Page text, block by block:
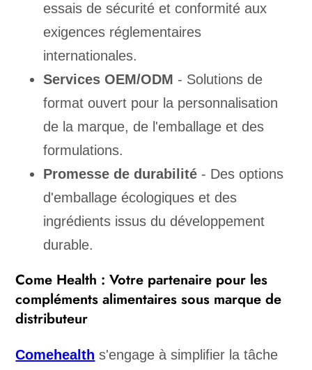
essais de sécurité et conformité aux
exigences réglementaires
internationales.
Services OEM/ODM - Solutions de
format ouvert pour la personnalisation
de la marque, de l'emballage et des
formulations.
Promesse de durabilité - Des options
d'emballage écologiques et des
ingrédients issus du développement
durable.
Come Health : Votre partenaire pour les
compléments alimentaires sous marque de
distributeur
Comehealth s'engage à simplifier la tâche